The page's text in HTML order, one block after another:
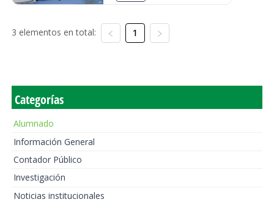
3 elementos en total: 1
Categorías
Alumnado
Información General
Contador Público
Investigación
Noticias institucionales